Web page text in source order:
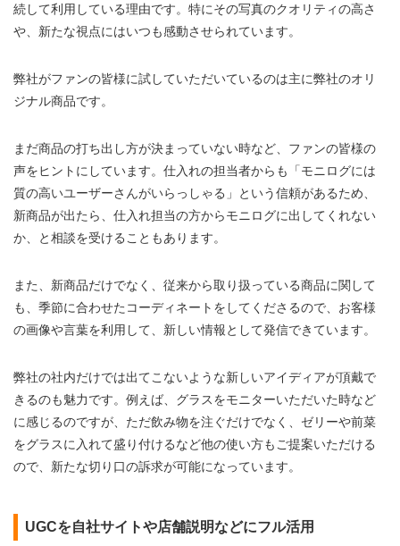
続して利用している理由です。特にその写真のクオリティの高さ
や、新たな視点にはいつも感動させられています。
弊社がファンの皆様に試していただいているのは主に弊社のオリ
ジナル商品です。
まだ商品の打ち出し方が決まっていない時など、ファンの皆様の
声をヒントにしています。仕入れの担当者からも「モニログには
質の高いユーザーさんがいらっしゃる」という信頼があるため、
新商品が出たら、仕入れ担当の方からモニログに出してくれない
か、と相談を受けることもあります。
また、新商品だけでなく、従来から取り扱っている商品に関して
も、季節に合わせたコーディネートをしてくださるので、お客様
の画像や言葉を利用して、新しい情報として発信できています。
弊社の社内だけでは出てこないような新しいアイディアが頂戴で
きるのも魅力です。例えば、グラスをモニターいただいた時など
に感じるのですが、ただ飲み物を注ぐだけでなく、ゼリーや前菜
をグラスに入れて盛り付けるなど他の使い方もご提案いただける
ので、新たな切り口の訴求が可能になっています。
UGCを自社サイトや店舗説明などにフル活用